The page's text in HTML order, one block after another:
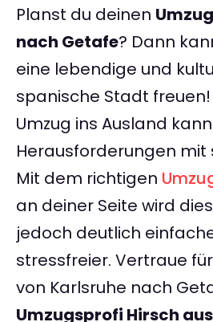
Planst du deinen
nach Getafe? Dann
eine lebendige und
spanische Stadt
Umzug ins Ausland
Herausforderungen mit
Mit dem richtigen
an deiner Seite wird
jedoch deutlich
stressfreier. Vertraue
von Karlsruhe nach
Umzugsprofi Hirsch